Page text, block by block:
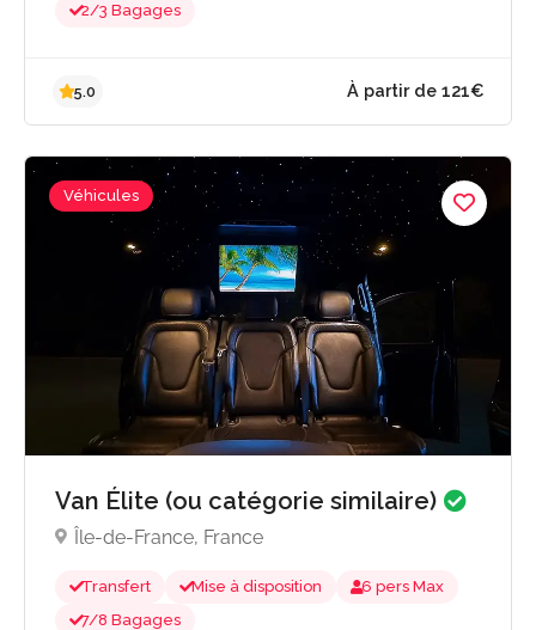
2/3 Bagages
À partir de
Véhicules
Van Élite (ou catégorie similaire)
Île-de-France, France
Transfert Mise à disposition
6 pers Max
7/8 Bagages